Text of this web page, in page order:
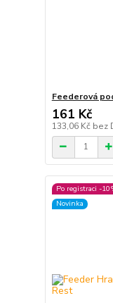
Feederová
161 Kč
133,06 Kč bez
Po registraci -
Novinka